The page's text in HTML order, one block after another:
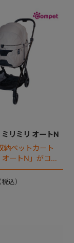
ミリミリ オートN
納ペットカート
オートN」がコム
場！